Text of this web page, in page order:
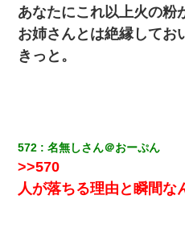
【考察】兄嫁急死の1年後、兄が
ら下着が入った引き出しの奥に
今日夫の実家に泊ったんだけど
リしてた
あなたにこれ以上火の粉
お姉さんとは絶縁してお
きっと。
572 名無しさん＠おーぷん
>>570
人が落ちる理由と瞬間な